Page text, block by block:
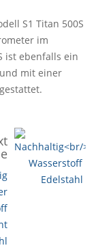
S1 Titan 500S
im
ist ebenfalls ein
mit einer